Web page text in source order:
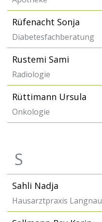
Rüfenacht Sonja
Diabetesfachberatung
Rustemi Sami
Radiologie
Rüttimann Ursula
Onkologie
S
Sahli Nadja
Hausarztpraxis Langnau